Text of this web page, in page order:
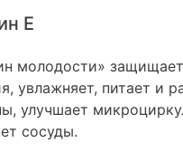
Е
молодости»
увлажняет, питает и
улучшает
сосуды.